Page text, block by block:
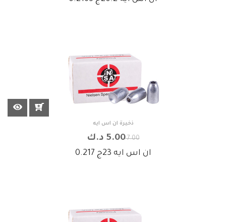
ذخيرة ان اس ايه
7.00 5.00 د.ك
ان اس ايه 23ج 0.217